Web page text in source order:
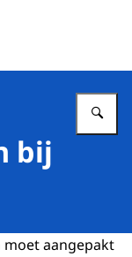
in goede banen
bij
aangepakt